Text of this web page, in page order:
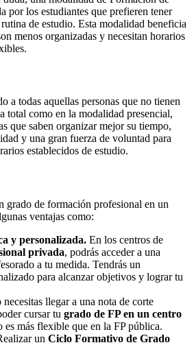
por los estudiantes que prefieren tener
de estudio. Esta modalidad beneficia
menos organizadas y necesitan horarios
a todas aquellas personas que no tienen
total como en la modalidad presencial,
que saben organizar mejor su tiempo,
y una gran fuerza de voluntad para
establecidos de estudio.
grado de formación profesional en un
ventajas como:
y personalizada. En los centros de
privada, podrás acceder a una
a tu medida. Tendrás un
para alcanzar objetivos y lograr tu
necesitas llegar a una nota de corte
cursar tu grado de FP en un centro
es más flexible que en la FP pública.
un Ciclo Formativo de Grado